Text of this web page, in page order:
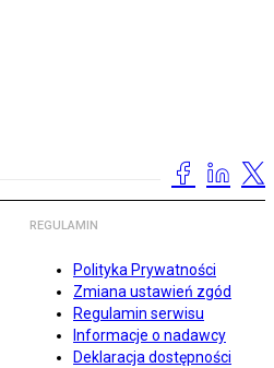
REGULAMIN
Polityka Prywatności
Zmiana ustawień zgód
Regulamin serwisu
Informacje o nadawcy
Deklaracja dostępności